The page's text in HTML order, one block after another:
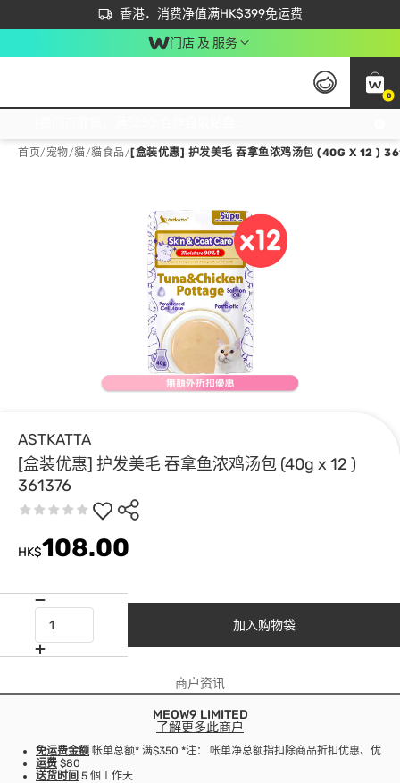
香港．消费净值满HK$399免运费
立即成为易赏钱会员尽享独家优惠
首次APP下单买满$450 输入 NEWAPP 即减$50
门店 及 服务
0
首页/ 宠物/貓/貓食品/ [盒装优惠] 护发美毛 吞拿鱼浓鸡汤包 (40G X 12 )
ASTKATTA
[盒装优惠] 护发美毛 吞拿鱼浓鸡汤包 (40g x 12 )
361376
HK$108.00
加入购物袋
商户资讯
MEOW9 LIMITED
了解更多此商户
免运费金额 帐单总额* 满$350 *注： 帐单净总额指扣除商品折扣优惠、优惠
运费 $80
送货时间 5 個工作天